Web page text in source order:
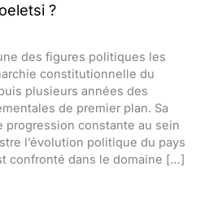
?
des figures politiques les
constitutionnelle du
plusieurs années des
de premier plan. Sa
progression constante au sein
l’évolution politique du pays
confronté dans le domaine […]